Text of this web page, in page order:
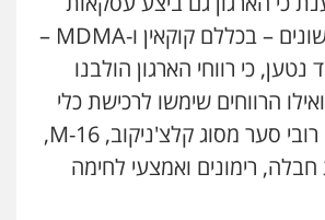
– בכללם קוקאין ו-MDMA
–
כי רווחי הארגון הולבנו
הרווחים שימשו לרכישת כלי
סער מסוג קלצ'ניקוב, 16-
M
,
רימונים ואמצעי לחימה